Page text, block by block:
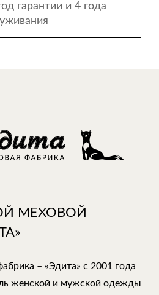
гарантии и 4 года
МЕХОВОЙ
– «Эдита» с 2001 года
женской и мужской одежды